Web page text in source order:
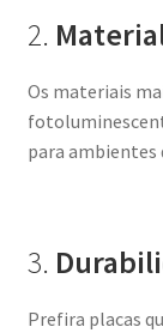
2.
Os materiais
para ambientes
3.
Prefira placas